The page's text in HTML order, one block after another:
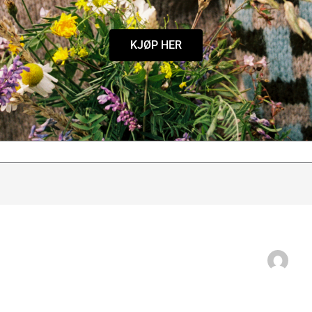
KJØP HER